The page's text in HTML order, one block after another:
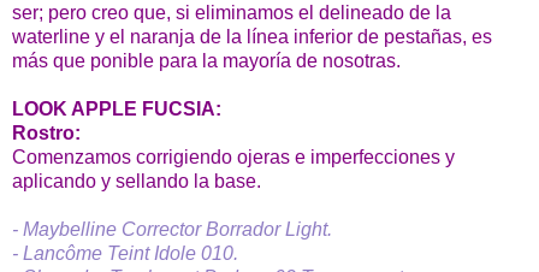
ser; pero creo que, si eliminamos el delineado de la
waterline y el naranja de la línea inferior de pestañas, es
más que ponible para la mayoría de nosotras.
LOOK APPLE FUCSIA:
Rostro:
Comenzamos corrigiendo ojeras e imperfecciones y
aplicando y sellando la base.
- Maybelline Corrector Borrador Light.
- Lancôme Teint Idole 010.